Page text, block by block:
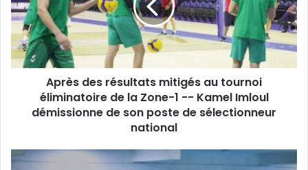
au
tournoi
éliminatoire
de
la
Imloul
Après des résultats mitigés au tournoi
éliminatoire de la Zone-1 -- Kamel Imloul
démissionne de son poste de sélectionneur
national
Le